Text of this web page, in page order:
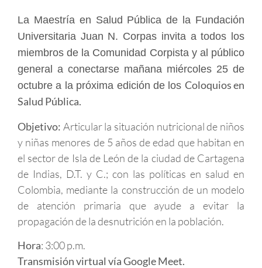
La Maestría en Salud Pública de la Fundación
Universitaria Juan N. Corpas invita a todos los
miembros de la Comunidad Corpista y al público
general a conectarse mañana miércoles 25 de
octubre a la próxima edición de los Coloquios en
Salud Pública.
Objetivo: Articular la situación nutricional de niños
y niñas menores de 5 años de edad que habitan en
el sector de Isla de León de la ciudad de Cartagena
de Indias, D.T. y C.; con las políticas en salud en
Colombia, mediante la construcción de un modelo
de atención primaria que ayude a evitar la
propagación de la desnutrición en la población.
Hora: 3:00 p.m.
Transmisión virtual vía Google Meet.